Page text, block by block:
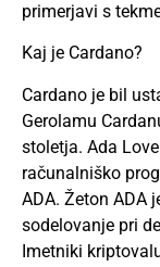
primerjavi s
Kaj je Cardano?
Cardano je bil
Gerolamu
stoletja. Ada
računalniško
ADA. Žeton ADA
sodelovanje pri
Imetniki